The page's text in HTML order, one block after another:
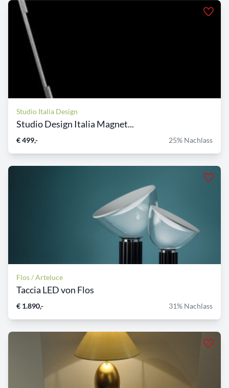
Studio Italia Design
Studio Design Italia Magnet...
€ 499,- 25% Nachlass
Flos / Arteluce
Taccia LED von Flos
€ 1.890,- 31% Nachlass